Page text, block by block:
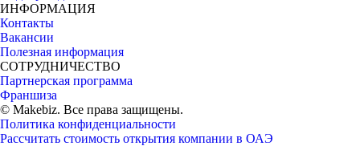
ИНФОРМАЦИЯ
Контакты
Вакансии
Полезная информация
СОТРУДНИЧЕСТВО
Партнерская программа
Франшиза
© Makebiz. Все права защищены.
Политика конфиденциальности
Рассчитать стоимость открытия компании в ОАЭ